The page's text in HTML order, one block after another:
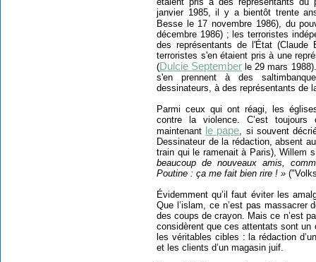
janvier 1985, il y a bientôt trente
Besse le 17 novembre 1986), du
décembre 1986) ; les terroristes
des représentants de l'État
terroristes s'en étaient pris à une
(Dulcie September le 29 mars
s'en prennent à des
dessinateurs, à des représentants de
Parmi ceux qui ont réagi, les
contre la violence. C’est
maintenant le pape , si souvent
Dessinateur de la rédaction, absent
train qui le ramenait à Paris), Willem
beaucoup de nouveaux amis,
Poutine : ça me fait bien rire ! »
Évidemment qu’il faut éviter les
Que l’islam, ce n’est pas massacrer
des coups de crayon. Mais ce n’est
considèrent que ces attentats sont un
les véritables cibles : la rédaction
et les clients d’un magasin juif.